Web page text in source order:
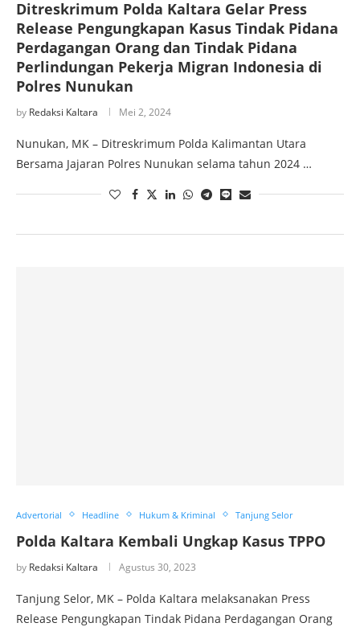
Ditreskrimum Polda Kaltara Gelar Press
Release Pengungkapan Kasus Tindak Pidana
Perdagangan Orang dan Tindak Pidana
Perlindungan Pekerja Migran Indonesia di
Polres Nunukan
by Redaksi Kaltara Mei 2, 2024
Nunukan, MK – Ditreskrimum Polda Kalimantan Utara
Bersama Jajaran Polres Nunukan selama tahun 2024 …
Advertorial Headline Hukum & Kriminal Tanjung Selor
Polda Kaltara Kembali Ungkap Kasus TPPO
by Redaksi Kaltara Agustus 30, 2023
Tanjung Selor, MK – Polda Kaltara melaksanakan Press
Release Pengungkapan Tindak Pidana Perdagangan Orang